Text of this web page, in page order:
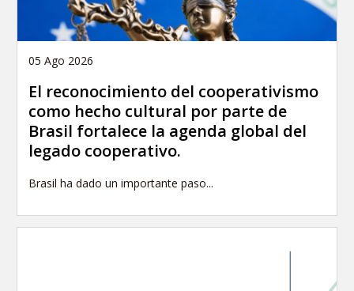
05 Ago 2026
El reconocimiento del cooperativismo
como hecho cultural por parte de
Brasil fortalece la agenda global del
legado cooperativo.
Brasil ha dado un importante paso...